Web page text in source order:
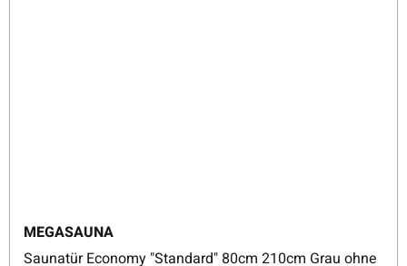
MEGASAUNA
Saunatür Economy "Standard" 80cm 210cm Grau ohne